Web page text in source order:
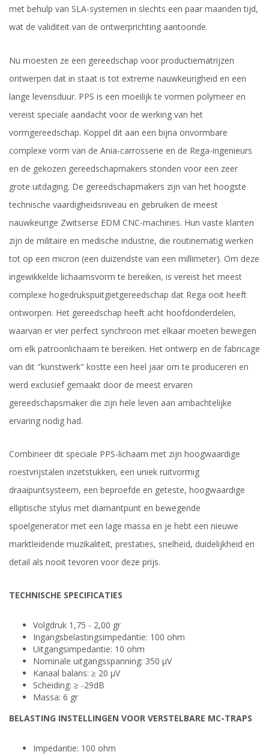
met behulp van SLA-systemen in slechts een paar maanden tijd,
wat de validiteit van de ontwerprichting aantoonde.
Nu moesten ze een gereedschap voor productiematrijzen
ontwerpen dat in staat is tot extreme nauwkeurigheid en een
lange levensduur. PPS is een moeilijk te vormen polymeer en
vereist speciale aandacht voor de werking van het
vormgereedschap. Koppel dit aan een bijna onvormbare
complexe vorm van de Ania-carrosserie en de Rega-ingenieurs
en de gekozen gereedschapmakers stonden voor een zeer
grote uitdaging. De gereedschapmakers zijn van het hoogste
technische vaardigheidsniveau en gebruiken de meest
nauwkeurige Zwitserse EDM CNC-machines. Hun vaste klanten
zijn de militaire en medische industrie, die routinematig werken
tot op een micron (een duizendste van een millimeter). Om deze
ingewikkelde lichaamsvorm te bereiken, is vereist het meest
complexe hogedrukspuitgietgereedschap dat Rega ooit heeft
ontworpen. Het gereedschap heeft acht hoofdonderdelen,
waarvan er vier perfect synchroon met elkaar moeten bewegen
om elk patroonlichaam te bereiken. Het ontwerp en de fabricage
van dit "kunstwerk" kostte een heel jaar om te produceren en
werd exclusief gemaakt door de meest ervaren
gereedschapsmaker die zijn hele leven aan ambachtelijke
ervaring nodig had.
Combineer dit speciale PPS-lichaam met zijn hoogwaardige
roestvrijstalen inzetstukken, een uniek ruitvormig
draaipuntsysteem, een beproefde en geteste, hoogwaardige
elliptische stylus met diamantpunt en bewegende
spoelgenerator met een lage massa en je hebt een nieuwe
marktleidende muzikaliteit, prestaties, snelheid, duidelijkheid en
detail als nooit tevoren voor deze prijs.
TECHNISCHE SPECIFICATIES
Volgdruk ​1,75 - 2,00 gr
Ingangsbelastingsimpedantie: 100 ohm
Uitgangsimpedantie: 10 ohm
Nominale uitgangsspanning: 350 μV
Kanaal balans: ≥ 20 μV
Scheiding: ≥ -29dB
Massa: 6 gr
BELASTING INSTELLINGEN VOOR VERSTELBARE MC-TRAPS
Impedantie: 100 ohm